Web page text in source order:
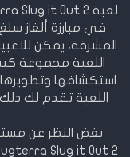
في مبارزة ألغاز
المشرقة، يمكن
اللعبة مجموعة
استكشافها
اللعبة تقدم لك
بغض النظر عن